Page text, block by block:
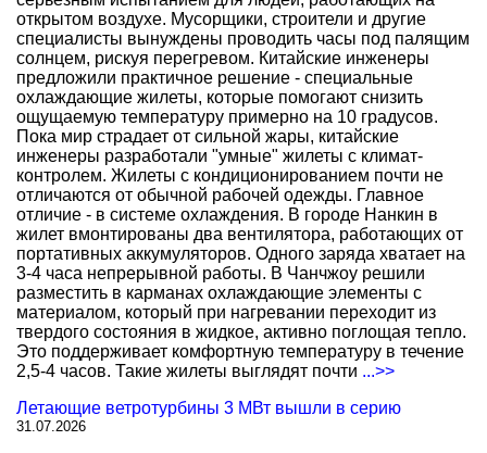
открытом воздухе. Мусорщики, строители и другие
специалисты вынуждены проводить часы под палящим
солнцем, рискуя перегревом. Китайские инженеры
предложили практичное решение - специальные
охлаждающие жилеты, которые помогают снизить
ощущаемую температуру примерно на 10 градусов.
Пока мир страдает от сильной жары, китайские
инженеры разработали "умные" жилеты с климат-
контролем. Жилеты с кондиционированием почти не
отличаются от обычной рабочей одежды. Главное
отличие - в системе охлаждения. В городе Нанкин в
жилет вмонтированы два вентилятора, работающих от
портативных аккумуляторов. Одного заряда хватает на
3-4 часа непрерывной работы. В Чанчжоу решили
разместить в карманах охлаждающие элементы с
материалом, который при нагревании переходит из
твердого состояния в жидкое, активно поглощая тепло.
Это поддерживает комфортную температуру в течение
2,5-4 часов. Такие жилеты выглядят почти ...>>
Летающие ветротурбины 3 МВт вышли в серию
31.07.2026